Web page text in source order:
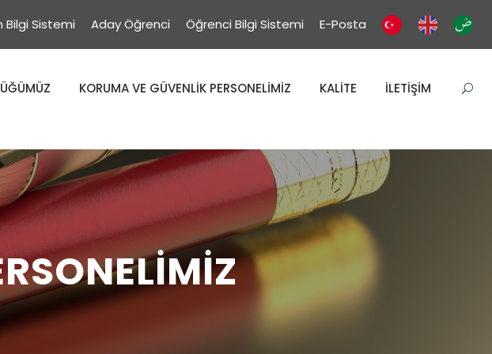
Bilgi Sistemi Aday Öğrenci Öğrenci Bilgi Sistemi E-Posta
KORUMA VE GÜVENLİK PERSONELİMİZ KALİTE İLETİŞİM